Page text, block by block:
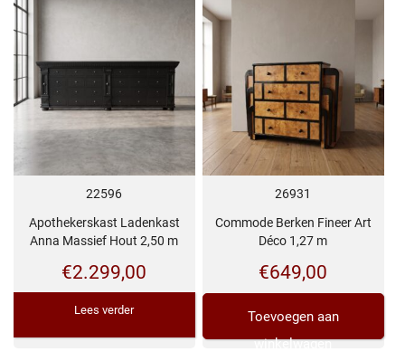
22596
Apothekerskast Ladenkast
Anna Massief Hout 2,50 m
€2.299,00
Lees verder
26931
Commode Berken Fineer Art
Déco 1,27 m
€649,00
Toevoegen aan
winkelwagen